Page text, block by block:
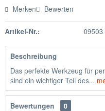
Merken Bewerten
Artikel-Nr.: 09503
Beschreibung
Das perfekte Werkzeug für
sind ein wichtiger Teil des...
Bewertungen
0